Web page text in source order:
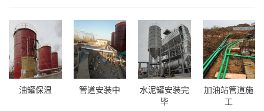
油罐保温 管道安装中
水泥罐安装完
毕
加油站管道施
工